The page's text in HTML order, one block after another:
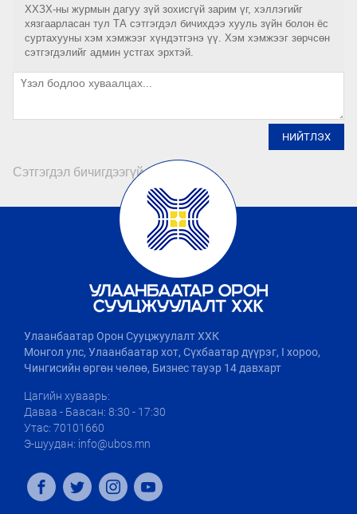
ХХЗХ-ны журмын дагуу зүй зохисгүй зарим үг, хэллэгийг
хязгаарласан тул ТА сэтгэгдэл бичихдээ хууль зүйн болон ёс
суртахууны хэм хэмжээг хүндэтгэнэ үү. Хэм хэмжээг зөрчсөн
сэтгэгдэлийг админ устгах эрхтэй.
НИЙТЛЭХ
Сэтгэгдэл бичигдээгүй байна
Улаанбаатар Орон Сууцжуулалт ХХК
Монгол улс, Улаанбаатар хот, Сүхбаатар дүүрэг, I хороо,
Чингисийн өргөн чөлөө, Бизнес тауэр 14 давхарт
Цагийн хуваарь:
Даваа - Баасан: 8:30 - 17:30
Утас: 70101660
Э-шуудан: info@ubos.mn